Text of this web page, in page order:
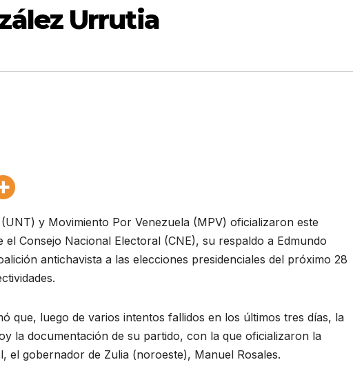
Urrutia
y Movimiento Por Venezuela (MPV) oficializaron este
Consejo Nacional Electoral (CNE), su respaldo a Edmundo
antichavista a las elecciones presidenciales del próximo 28
que, luego de varios intentos fallidos en los últimos tres días, la
la documentación de su partido, con la que oficializaron la
el gobernador de Zulia (noroeste), Manuel Rosales.